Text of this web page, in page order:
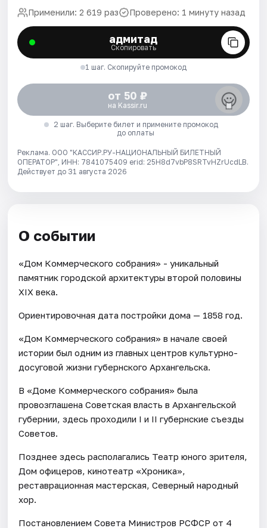
Применили: 2 619 раз Проверено: 1 минуту назад
адмитад
Скопировать
1 шаг. Скопируйте промокод
от 50 ₽
на Kassir.ru
2 шаг. Выберите билет и примените промокод
до оплаты
Реклама. ООО "КАССИР.РУ-НАЦИОНАЛЬНЫЙ БИЛЕТНЫЙ
ОПЕРАТОР", ИНН: 7841075409 erid: 25H8d7vbP8SRTvHZrUcdLB.
Действует до 31 августа 2026
О событии
«Дом Коммерческого собрания» - уникальный
памятник городской архитектуры второй половины
XIX века.
Ориентировочная дата постройки дома — 1858 год.
«Дом Коммерческого собрания» в начале своей
истории был одним из главных центров культурно-
досуговой жизни губернского Архангельска.
В «Доме Коммерческого собрания» была
провозглашена Советская власть в Архангельской
губернии, здесь проходили I и II губернские съезды
Советов.
Позднее здесь располагались Театр юного зрителя,
Дом офицеров, кинотеатр «Хроника»,
реставрационная мастерская, Северный народный
хор.
Постановлением Совета Министров РСФСР от 4